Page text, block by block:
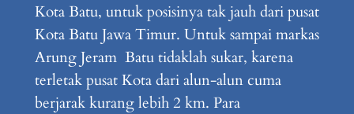
Kota Batu, untuk posisinya tak jauh dari pusat
Kota Batu Jawa Timur. Untuk sampai markas
Arung Jeram Batu tidaklah sukar, karena
terletak pusat Kota dari alun-alun cuma
berjarak kurang lebih 2 km. Para